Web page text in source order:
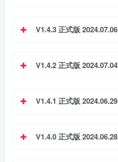
V1.4.3 正式版 2024.07.06
V1.4.2 正式版 2024.07.04
V1.4.1 正式版 2024.06.29
V1.4.0 正式版 2024.06.28